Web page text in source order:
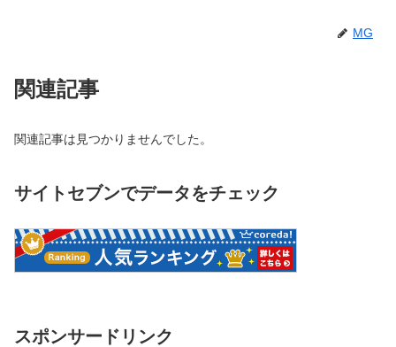
MG
関連記事
関連記事は見つかりませんでした。
サイトセブンでデータをチェック
スポンサードリンク